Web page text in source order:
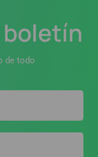
de todo